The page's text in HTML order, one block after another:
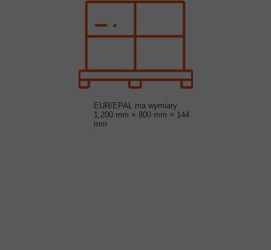
EUR/EPAL ma wymiary
1,200 mm × 800 mm × 144
mm